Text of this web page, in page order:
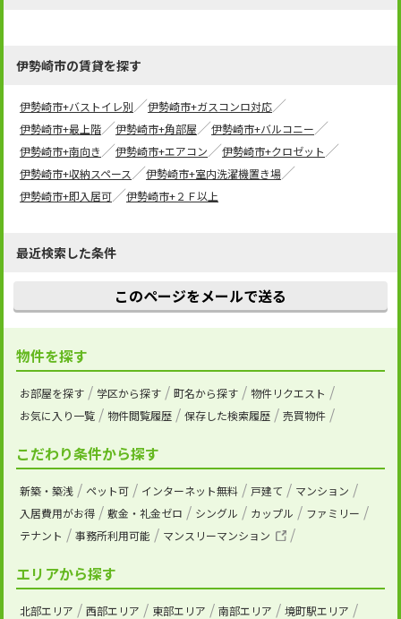
伊勢崎市の賃貸を探す
伊勢崎市+バストイレ別
伊勢崎市+ガスコンロ対応
伊勢崎市+最上階
伊勢崎市+角部屋
伊勢崎市+バルコニー
伊勢崎市+南向き
伊勢崎市+エアコン
伊勢崎市+クロゼット
伊勢崎市+収納スペース
伊勢崎市+室内洗濯機置き場
伊勢崎市+即入居可
伊勢崎市+２Ｆ以上
最近検索した条件
このページをメールで送る
物件を探す
お部屋を探す 学区から探す 町名から探す
物件リクエスト
お気に入り一覧
物件閲覧履歴 保存した検索履歴 売買物件
こだわり条件から探す
新築・築浅 ペット可 インターネット無料 戸建て
マンション
入居費用がお得
敷金・礼金ゼロ シングル カップル
ファミリー
テナント
事務所利用可能 マンスリーマンション
エリアから探す
北部エリア 西部エリア 東部エリア 南部エリア
境町駅エリア